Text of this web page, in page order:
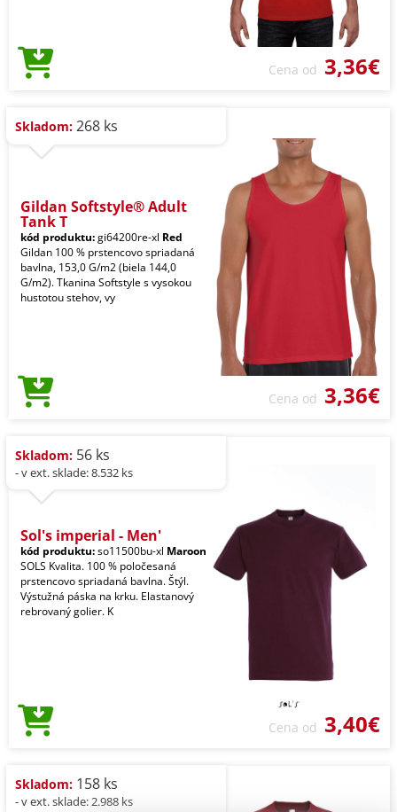
Cena od 3,36€
Skladom: 268 ks
Gildan Softstyle® Adult
Tank T
kód produktu:gi64200re-xl Red
Gildan 100 % prstencovo spriadaná
bavlna, 153,0 G/m2 (biela 144,0
G/m2). Tkanina Softstyle s vysokou
hustotou stehov, vy
Cena od 3,36€
Skladom: 56 ks
- v ext. sklade: 8.532 ks
Sol's imperial - Men'
kód produktu:so11500bu-xl Maroon
SOLS Kvalita. 100 % poločesaná
prstencovo spriadaná bavlna. Štýl.
Výstužná páska na krku. Elastanový
rebrovaný golier. K
Cena od 3,40€
Skladom: 158 ks
- v ext. sklade: 2.988 ks